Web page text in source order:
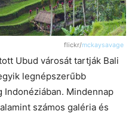
flickr/mckaysavage
Ubud városát tartják Bali
legnépszerűbb
Mindennap
számos galéria és